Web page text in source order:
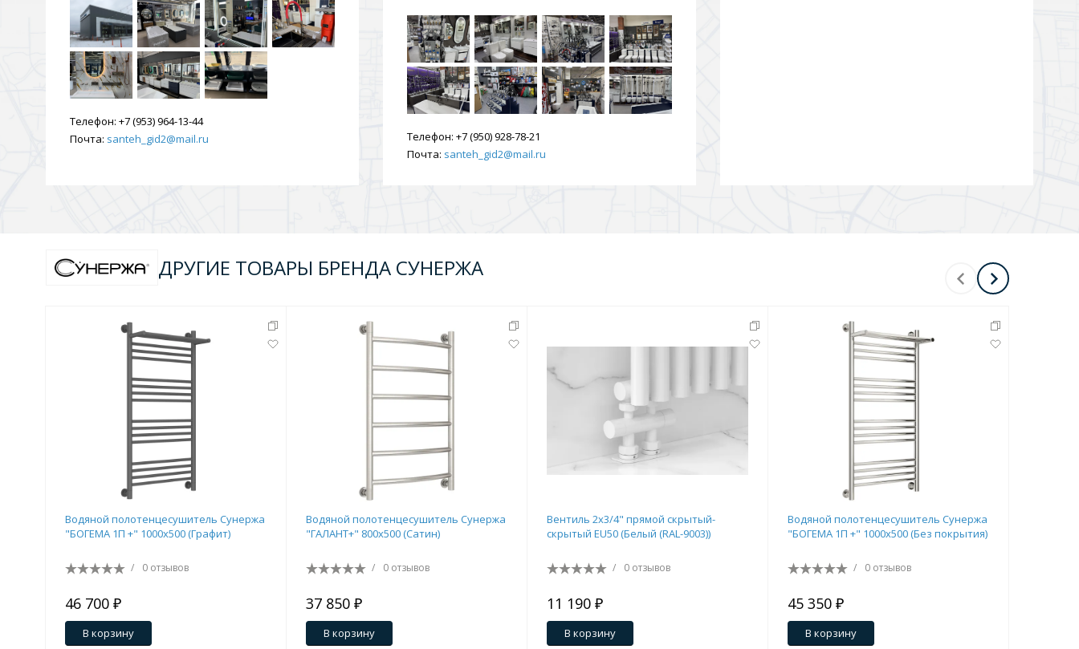
Телефон: +7 (953) 964-13-44
Почта: santeh_gid2@mail.ru Телефон: +7 (950) 928-78-21
Почта: santeh_gid2@mail.ru
ДРУГИЕ ТОВАРЫ БРЕНДА СУНЕРЖА
Водяной полотенцесушитель Сунержа
"БОГЕМА 1П +" 1000х500 (Графит)
/ 0 отзывов
46 700 ₽
В корзину
Водяной полотенцесушитель Сунержа
"ГАЛАНТ+" 800х500 (Сатин)
/ 0 отзывов
37 850 ₽
В корзину
Вентиль 2х3/4" прямой скрытый-
скрытый EU50 (Белый (RAL-9003))
/ 0 отзывов
11 190 ₽
В корзину
Водяной полотенцесушитель Сунержа
"БОГЕМА 1П +" 1000х500 (Без покрытия)
/ 0 отзывов
45 350 ₽
В корзину